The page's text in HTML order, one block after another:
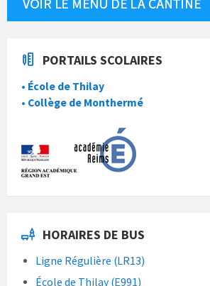
PORTAILS SCOLAIRES
• École de Thilay
• Collège de Monthermé
HORAIRES DE BUS
Ligne Régulière (LR13)
École de Thilay (E991)